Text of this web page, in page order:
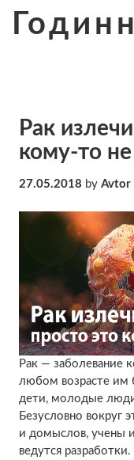
Рак
кому-то
27.05.2018 by Avtor
Рак — заболевание
любом возрасте им
дети, молодые
Безусловно вокруг
и домыслов, учены
ведутся разработки.